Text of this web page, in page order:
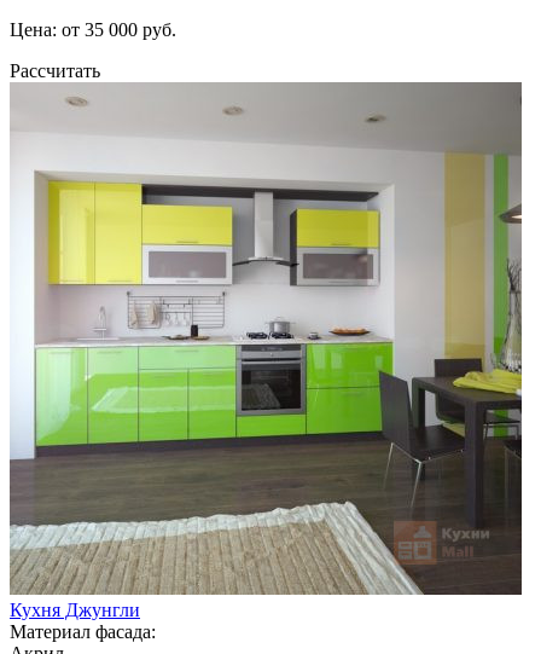
Цена: от 35 000 руб.
Рассчитать
Кухня Джунгли
Материал фасада: